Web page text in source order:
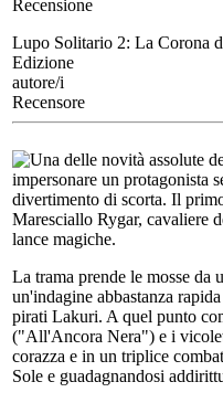
Recensione
Lupo Solitario 2: La Corona
Edizione
autore/i
Recensore
Una delle novità assolute
impersonare un protagonista
divertimento di scorta. Il
Maresciallo Rygar, cavaliere
lance magiche.
La trama prende le mosse
un'indagine abbastanza
pirati Lakuri. A quel punto
("All'Ancora Nera") e i
corazza e in un triplice
Sole e guadagnandosi